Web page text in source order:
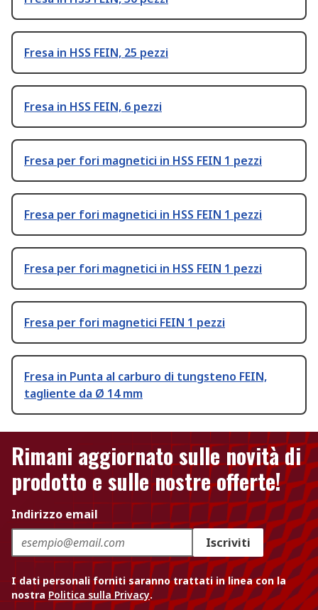
Fresa in HSS FEIN, 25 pezzi
Fresa in HSS FEIN, 6 pezzi
Fresa per fori magnetici in HSS FEIN 1 pezzi
Fresa per fori magnetici in HSS FEIN 1 pezzi
Fresa per fori magnetici in HSS FEIN 1 pezzi
Fresa per fori magnetici FEIN 1 pezzi
Fresa in Punta al carburo di tungsteno FEIN,
tagliente da Ø 14 mm
Rimani aggiornato sulle novità di
prodotto e sulle nostre offerte!
Indirizzo email
Iscriviti
I dati personali forniti saranno trattati in linea con la
nostra Politica sulla Privacy.